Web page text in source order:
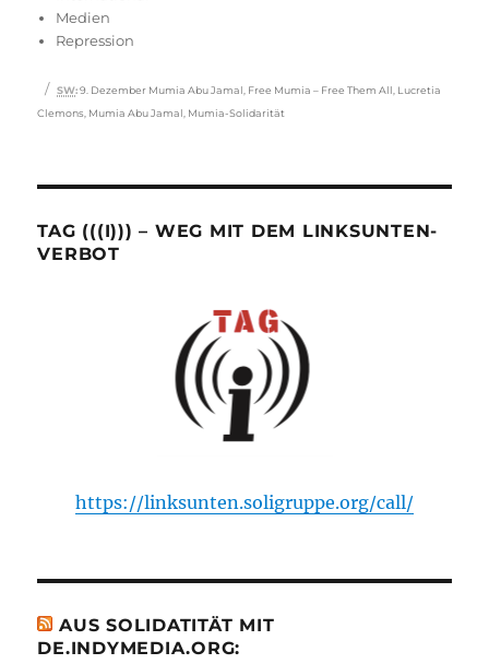
Medien
Repression
Schlagwörter
SW: 9. Dezember Mumia Abu Jamal Free Mumia – Free Them All Lucretia
Clemons Mumia Abu Jamal Mumia-Solidarität
TAG (((I))) – WEG MIT DEM LINKSUNTEN-
VERBOT
https://linksunten.soligruppe.org/call/
AUS SOLIDATITÄT MIT
DE.INDYMEDIA.ORG: